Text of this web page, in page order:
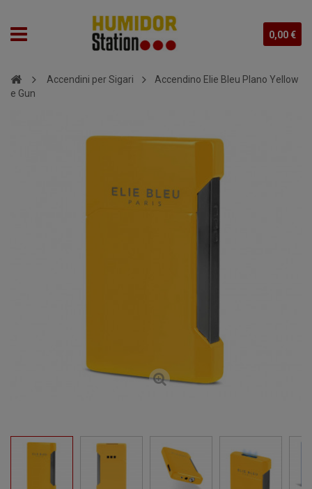
0,00 €
Accendini per Sigari
Accendino Elie Bleu Plano Yellow
e Gun